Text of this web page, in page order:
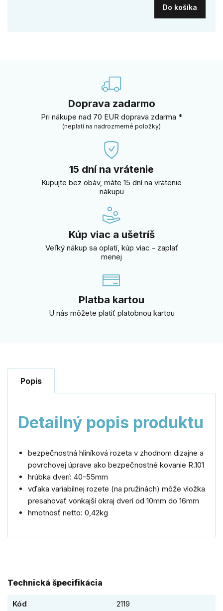
Do košíka
Doprava zadarmo
Pri nákupe nad 70 EUR doprava zdarma *
(neplatí na nadrozmerné položky)
15 dní na vrátenie
Kupujte bez obáv, máte 15 dní na vrátenie
nákupu
Kúp viac a ušetríš
Veľký nákup sa oplatí, kúp viac - zaplať
menej
Platba kartou
U nás môžete platiť platobnou kartou
Popis
Detailný popis produktu
bezpečnostná hliníková rozeta v zhodnom dizajne a
povrchovej úprave ako bezpečnostné kovanie R.101
hrúbka dverí: 40-55mm
vďaka variabilnej rozete (na pružinách) môže vložka
presahovať vonkajší okraj dverí od 10mm do 16mm
hmotnosť netto: 0,42kg
Technická špecifikácia
Kód 2119